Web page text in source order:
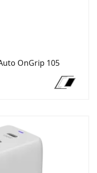
OnGrip 105